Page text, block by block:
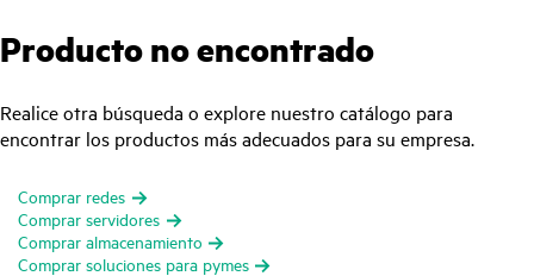
Producto no encontrado
Realice otra búsqueda o explore nuestro catálogo para
encontrar los productos más adecuados para su empresa.
Comprar redes
Comprar servidores
Comprar almacenamiento
Comprar soluciones para pymes